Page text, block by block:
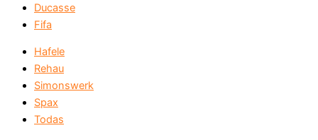
Ducasse
Fifa
Hafele
Rehau
Simonswerk
Spax
Todas